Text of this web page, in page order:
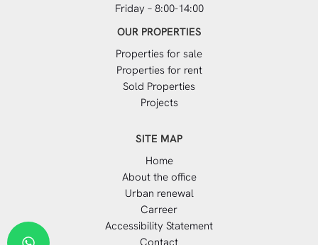
SITE MAP
Home
About the office
Urban renewal
Carreer
Accessibility Statement
OUR PROPERTIES
Properties for sale
Properties for rent
Sold Properties
Projects
Friday – 8:00-14:00